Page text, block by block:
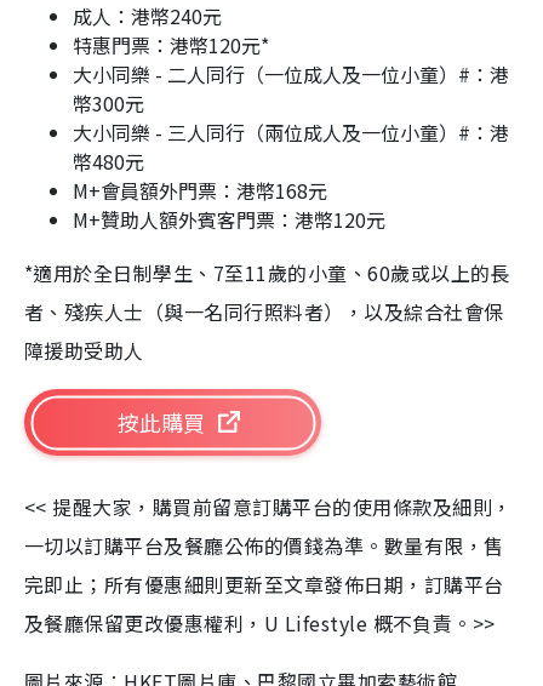
成人：港幣240元
特惠門票：港幣120元*
大小同樂 - 二人同行（一位成人及一位小童）#：港
幣300元
大小同樂 - 三人同行（兩位成人及一位小童）#：港
幣480元
M+會員額外門票：港幣168元
M+贊助人額外賓客門票：港幣120元
*適用於全日制學生、7至11歲的小童、60歲或以上的長
者、殘疾人士（與一名同行照料者），以及綜合社會保
障援助受助人
按此購買
<< 提醒大家，購買前留意訂購平台的使用條款及細則，
一切以訂購平台及餐廳公佈的價錢為準。數量有限，售
完即止；所有優惠細則更新至文章發佈日期，訂購平台
及餐廳保留更改優惠權利，U Lifestyle 概不負責。>>